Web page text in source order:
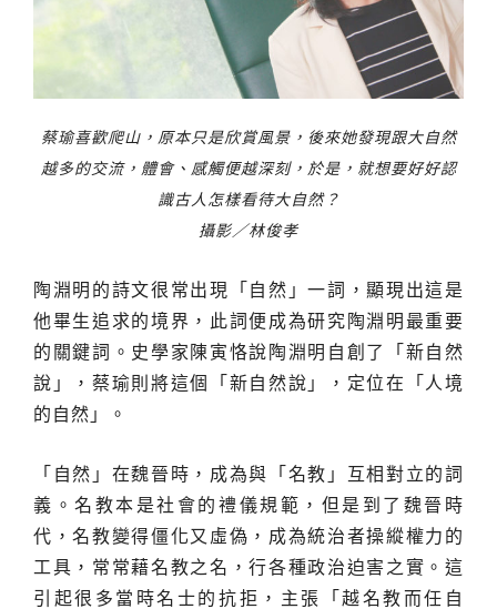
蔡瑜喜歡爬山，原本只是欣賞風景，後來她發現跟大自然
越多的交流，體會、感觸便越深刻，於是，就想要好好認
識古人怎樣看待大自然？
攝影／林俊孝
陶淵明的詩文很常出現「自然」一詞，顯現出這是
他畢生追求的境界，此詞便成為研究陶淵明最重要
的關鍵詞。史學家陳寅恪說陶淵明自創了「新自然
說」，蔡瑜則將這個「新自然說」，定位在「人境
的自然」。
「自然」在魏晉時，成為與「名教」互相對立的詞
義。名教本是社會的禮儀規範，但是到了魏晉時
代，名教變得僵化又虛偽，成為統治者操縱權力的
工具，常常藉名教之名，行各種政治迫害之實。這
引起很多當時名士的抗拒，主張「越名教而任自